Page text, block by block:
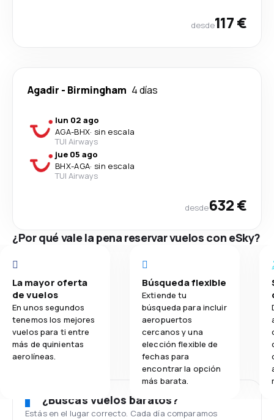
desde117 €
Agadir - Birmingham 4 días
lun 02 ago
AGA-BHX· sin escala
TUI Airways
jue 05 ago
BHX-AGA· sin escala
TUI Airways
desde632 €
¿Por qué vale la pena reservar vuelos con eSky?
La mayor oferta
de vuelos
En unos segundos
tenemos los mejores
vuelos para ti entre
más de quinientas
aerolíneas.
Búsqueda flexible
Extiende tu
búsqueda para incluir
aeropuertos
cercanos y una
elección flexible de
fechas para
encontrar la opción
más barata.
¿Buscas vuelos baratos?
Estás en el lugar correcto. Cada día comparamos